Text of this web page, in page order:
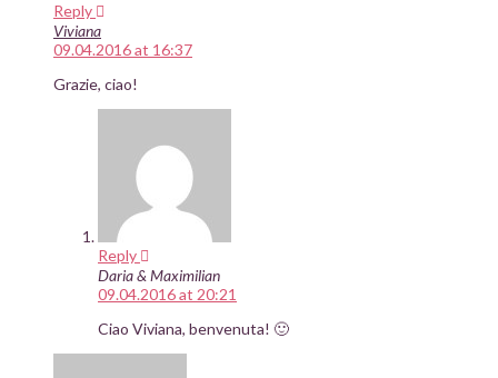
Reply
Viviana
09.04.2016 at 16:37
Grazie, ciao!
Reply
Daria & Maximilian
09.04.2016 at 20:21
Ciao Viviana, benvenuta! 🙂